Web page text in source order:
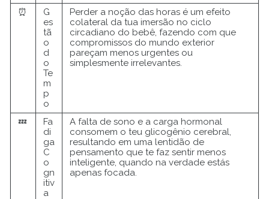
⏰
G
es
tã
o
d
o
Te
m
p
o
Perder a noção das horas é um efeito
colateral da tua imersão no ciclo
circadiano do bebê, fazendo com que
compromissos do mundo exterior
pareçam menos urgentes ou
simplesmente irrelevantes.
💤
Fa
di
ga
C
o
gn
itiv
a
A falta de sono e a carga hormonal
consomem o teu glicogênio cerebral,
resultando em uma lentidão de
pensamento que te faz sentir menos
inteligente, quando na verdade estás
apenas focada.